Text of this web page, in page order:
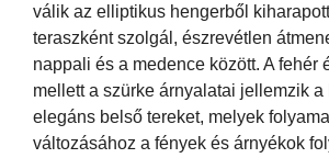
válik az elliptikus hengerből
teraszként szolgál, észrevétlen
nappali és a medence között. A fehér
mellett a szürke árnyalatai jellemzik a
elegáns belső tereket, melyek
változásához a fények és árnyékok